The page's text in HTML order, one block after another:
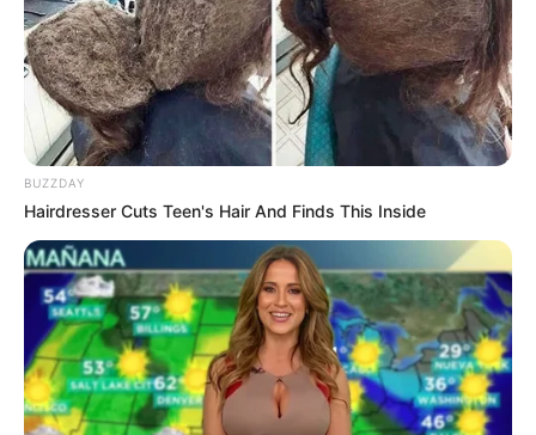
BUZZDAY
Hairdresser Cuts Teen's Hair And Finds This Inside